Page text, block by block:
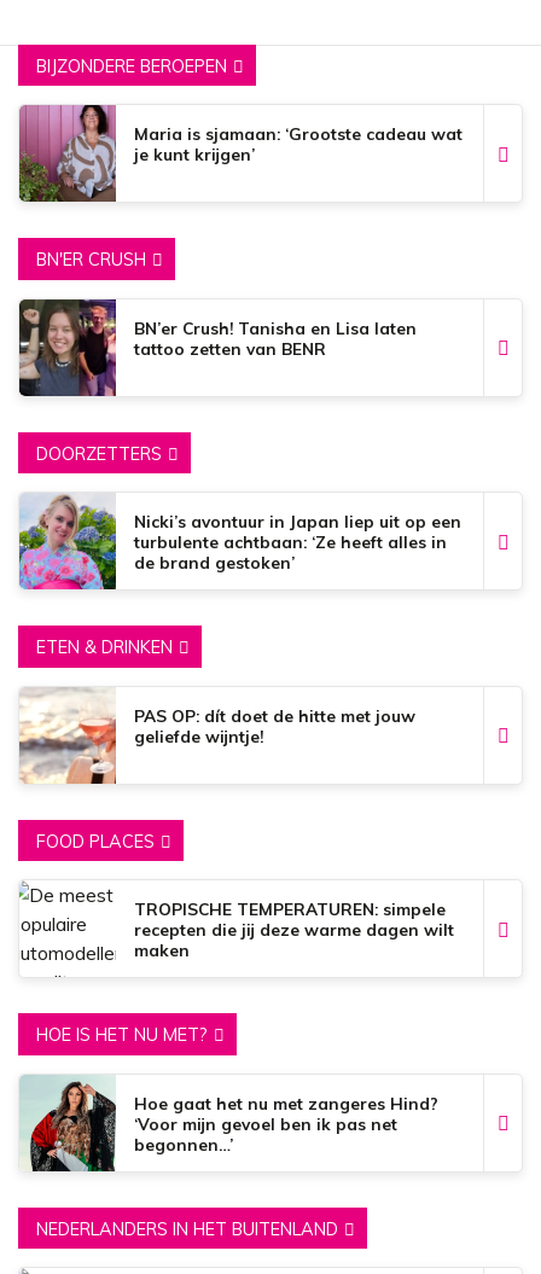
BIJZONDERE BEROEPEN
Maria is sjamaan: ‘Grootste cadeau wat
je kunt krijgen’
BN'ER CRUSH
BN’er Crush! Tanisha en Lisa laten
tattoo zetten van BENR
DOORZETTERS
Nicki’s avontuur in Japan liep uit op een
turbulente achtbaan: ‘Ze heeft alles in
de brand gestoken’
ETEN & DRINKEN
PAS OP: dít doet de hitte met jouw
geliefde wijntje!
FOOD PLACES
TROPISCHE TEMPERATUREN: simpele
recepten die jij deze warme dagen wilt
maken
HOE IS HET NU MET?
Hoe gaat het nu met zangeres Hind?
‘Voor mijn gevoel ben ik pas net
begonnen…’
NEDERLANDERS IN HET BUITENLAND